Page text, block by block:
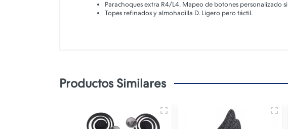
Parachoques extra R4/L4. Mapeo de botones personalizado
Topes refinados y almohadilla D. Ligero pero táctil.
Productos Similares